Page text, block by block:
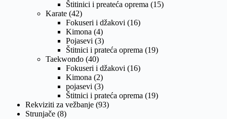
Štitinici i preateća oprema (15)
Karate (42)
Fokuseri i džakovi (16)
Kimona (4)
Pojasevi (3)
Štitnici i prateća oprema (19)
Taekwondo (40)
Fokuseri i džakovi (16)
Kimona (2)
pojasevi (3)
Štitnici i prateća oprema (19)
Rekviziti za vežbanje (93)
Strunjače (8)